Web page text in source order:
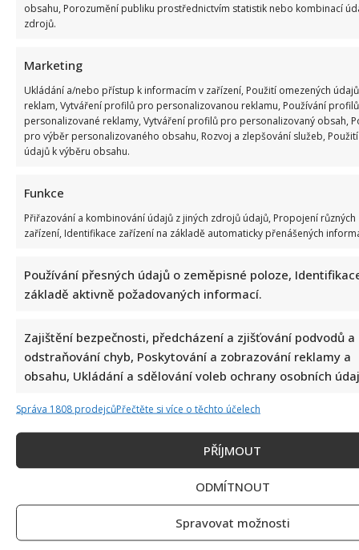
obsahu, Porozumění publiku prostřednictvím statistik nebo kombinací
zdrojů.
Marketing
Ukládání a/nebo přístup k informacím v zařízení, Použití omezených
reklam, Vytváření profilů pro personalizovanou reklamu, Používání
personalizované reklamy, Vytváření profilů pro personalizovaný obsah,
pro výběr personalizovaného obsahu, Rozvoj a zlepšování služeb,
údajů k výběru obsahu.
Funkce
Přiřazování a kombinování údajů z jiných zdrojů údajů, Propojení různých
zařízení, Identifikace zařízení na základě automaticky přenášených
Používání přesných údajů o zeměpisné poloze,
základě aktivně požadovaných informací.
Zajištění bezpečnosti, předcházení a zjišťování podvodů a
odstraňování chyb, Poskytování a zobrazování reklamy a
obsahu, Ukládání a sdělování voleb ochrany osobních
Správa 1808 prodejcůPřečtěte si více o těchto účelech
PŘÍJMOUT
ODMÍTNOUT
Spravovat možnosti
SOUVISEJÍCÍ ČLÁNKY
Celebrity
pomocí kontroverzní fotky: Bude prý bojovat celý
týden
6. 8. 2026